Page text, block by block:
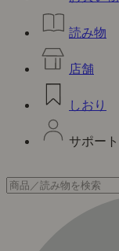
読み物
店舗
しおり
サポート